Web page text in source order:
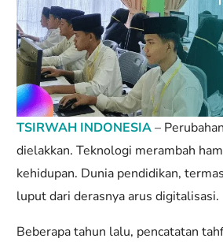
TSIRWAH INDONESIA–
dielakkan. Teknologi merambah
kehidupan. Dunia pendidikan,
luput dari derasnya arus digitalisasi.
Beberapa tahun lalu, pencatatan